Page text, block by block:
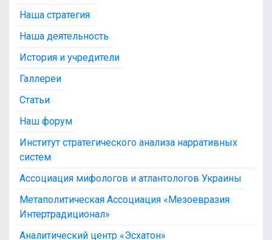
Наша стратегия
Наша деятельность
История и учредители
Галлереи
Статьи
Наш форум
Институт стратегического анализа нарративных
систем
Ассоциация мифологов и атлантологов Украины
Метаполитическая Ассоциация «Мезоевразия
Интертрадиционал»
Аналитический центр «Эсхатон»